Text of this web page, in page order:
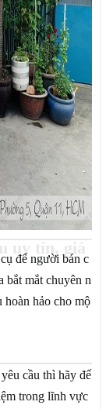
uy tín, giá
để người bán c
bắt mắt chuyên n
hoàn hảo cho mộ
cầu thì hãy đế
trong lĩnh vực